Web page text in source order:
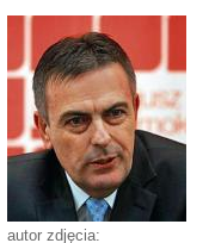
autor zdjęcia: